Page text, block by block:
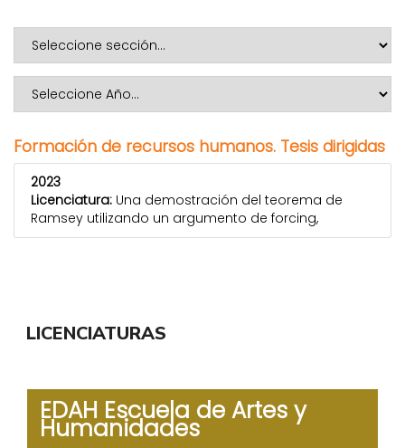
Formación de recursos humanos. Tesis dirigidas
2023
Licenciatura: Una demostración del teorema de
Ramsey utilizando un argumento de forcing,
LICENCIATURAS
EDAH Escuela de Artes y
Humanidades